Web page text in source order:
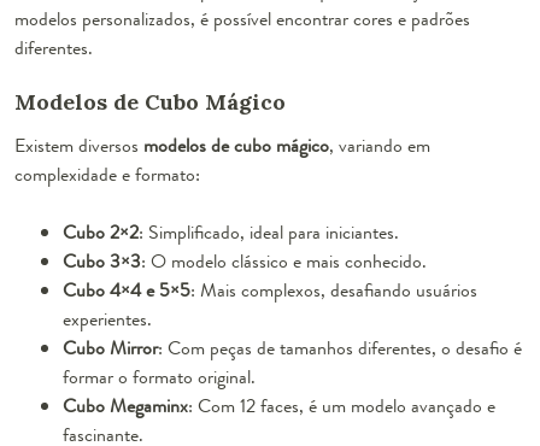
modelos personalizados, é possível encontrar cores e padrões
diferentes.
Modelos de Cubo Mágico
Existem diversos modelos de cubo mágico, variando em
complexidade e formato:
Cubo 2×2: Simplificado, ideal para iniciantes.
Cubo 3×3: O modelo clássico e mais conhecido.
Cubo 4×4 e 5×5: Mais complexos, desafiando usuários
experientes.
Cubo Mirror: Com peças de tamanhos diferentes, o desafio é
formar o formato original.
Cubo Megaminx: Com 12 faces, é um modelo avançado e
fascinante.